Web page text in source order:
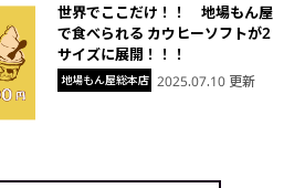
地場もん屋総本店
世界でここだけ！！ 地場もん屋
で食べられる カウヒーソフトが2
サイズに展開！！！
2025.07.10 更新